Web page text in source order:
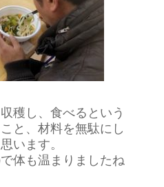
穫し、食べるという
と、材料を無駄にし
います。
体も温まりましたね